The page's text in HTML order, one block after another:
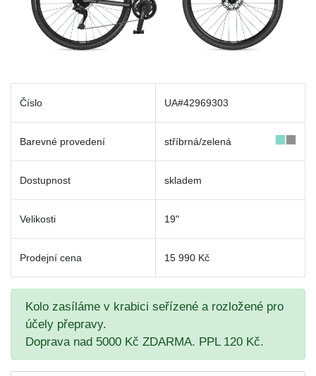
Číslo UA#42969303
Barevné provedení stříbrná/zelená
Dostupnost skladem
Velikosti 19"
Prodejní cena 15 990 Kč
Kolo zasíláme v krabici seřízené a rozložené pro
účely přepravy.
Doprava nad 5000 Kč ZDARMA. PPL 120 Kč.